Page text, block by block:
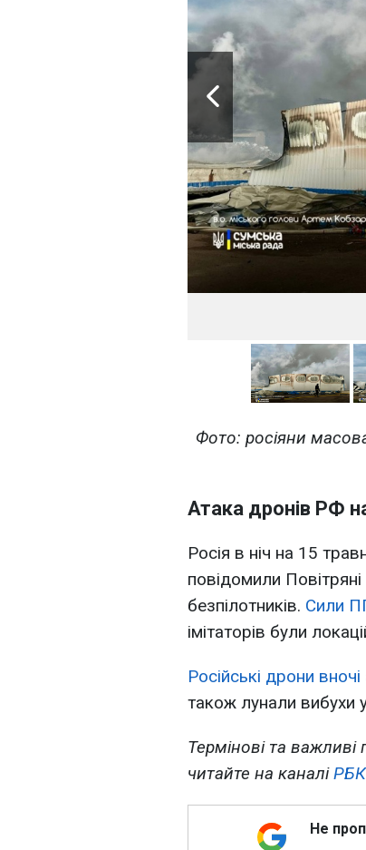
Фото: росіяни
Атака дронів РФ
Росія в ніч на 15
повідомили
безпілотників. Сили
імітаторів були
Російські дрони
також лунали вибухи
Термінові та важливі
читайте на каналі
Не